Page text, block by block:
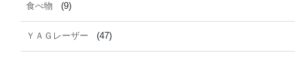
食べ物 (9)
ＹＡＧレーザー (47)